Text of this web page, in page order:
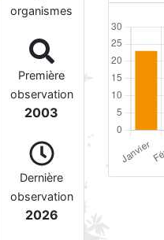
organismes
Première
observation
2003
Dernière
observation
2026